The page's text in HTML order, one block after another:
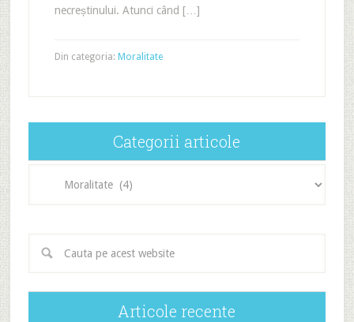
necreștinului. Atunci când […]
Din categoria: Moralitate
Categorii articole
articole
Articole recente